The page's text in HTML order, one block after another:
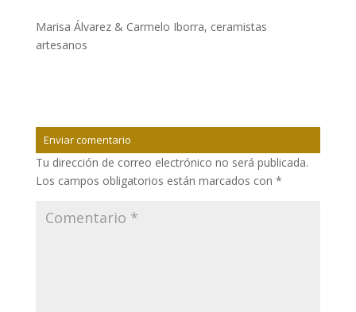
Marisa Álvarez & Carmelo Iborra, ceramistas
artesanos
Enviar comentario
Tu dirección de correo electrónico no será publicada.
Los campos obligatorios están marcados con *